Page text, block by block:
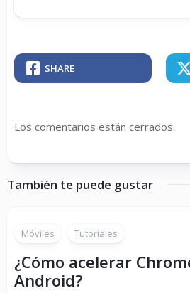
SHARE
Los comentarios están cerrados.
También te puede gustar
Móviles Tutoriales
¿Cómo acelerar
Android?